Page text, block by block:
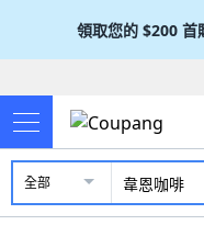
領取您的 $200 首
全部